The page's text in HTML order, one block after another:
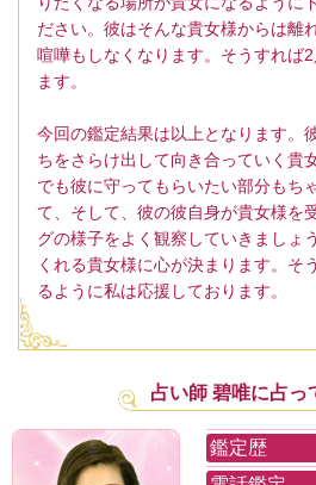
ださい。彼はそんな貴女様からは離
喧嘩もしなくなります。そうすれば
ます。
今回の鑑定結果は以上となります。
ちをさらけ出して向き合っていく貴
でも彼に守ってもらいたい部分もち
て、そして、彼の彼自身が貴女様を
グの様子をよく観察していきましょ
くれる貴女様に心が決まります。そ
るように私は応援しております。
占い師 碧唯に占っ
鑑定歴